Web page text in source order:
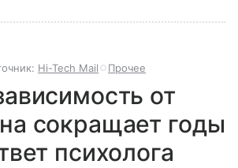
Hi-Tech Mail Прочее
от
сокращает годы
психолога